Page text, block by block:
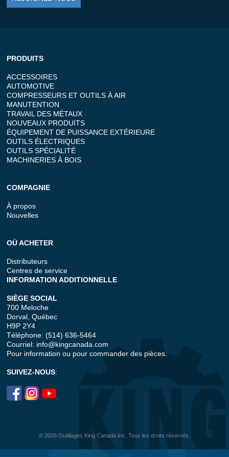
PRODUITS
ACCESSOIRES
AUTOMOTIVE
COMPRESSEURS ET OUTILS À AIR
MANUTENTION
TRAVAIL DES MÉTAUX
NOUVEAUX PRODUITS
ÉQUIPEMENT DE PUISSANCE EXTÉRIEURE
OUTILS ÉLECTRIQUES
OUTILS SPÉCIALITÉ
MACHINERIES À BOIS
COMPAGNIE
À propos
Nouvelles
OÙ ACHETER
Distributeurs
Centres de service
INFORMATION ADDITIONNELLE
SIÈGE SOCIAL
700 Meloche
Dorval, Québec
H9P 2Y4
Téléphone: (514) 636-5464
Courriel: info@kingcanada.com
Pour information ou pour commander des pièces.
SUIVEZ-NOUS:
© 2026 Outillages King Canada Inc. Tous les droits réservés.